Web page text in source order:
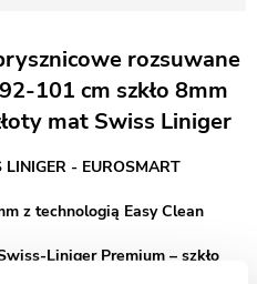
rozsuwane
101 cm szkło 8mm
mat Swiss Liniger
- EUROSMART
z technologią Easy Clean
Liniger Premium – szkło